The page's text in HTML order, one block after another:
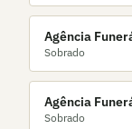
Agência
Sobrado
Agência
& Filhos, Lda.
Sobrado